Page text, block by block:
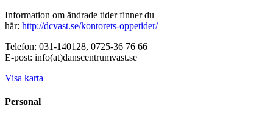
Information om ändrade tider finner du
här: http://dcvast.se/kontorets-oppetider/
Telefon: 031-140128, 0725-36 76 66
E-post: info(at)danscentrumvast.se
Visa karta
Personal